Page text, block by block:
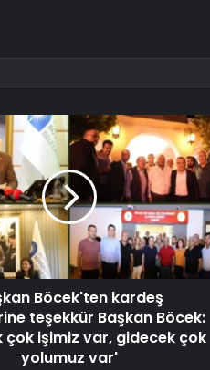
Böcek'ten kardeş
teşekkür Başkan Böcek:
çok işimiz var, gidecek çok
yolumuz var'